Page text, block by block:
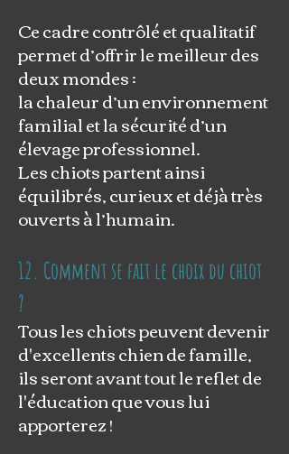
Ce cadre contrôlé et qualitatif
permet d’offrir le meilleur des
deux mondes :
la chaleur d’un environnement
familial et la sécurité d’un
élevage professionnel.
Les chiots partent ainsi
équilibrés, curieux et déjà très
ouverts à l’humain.
12. Comment se fait le choix du chiot
?
Tous les chiots peuvent devenir
d'excellents chien de famille,
ils seront avant tout le reflet de
l'éducation que vous lui
apporterez !